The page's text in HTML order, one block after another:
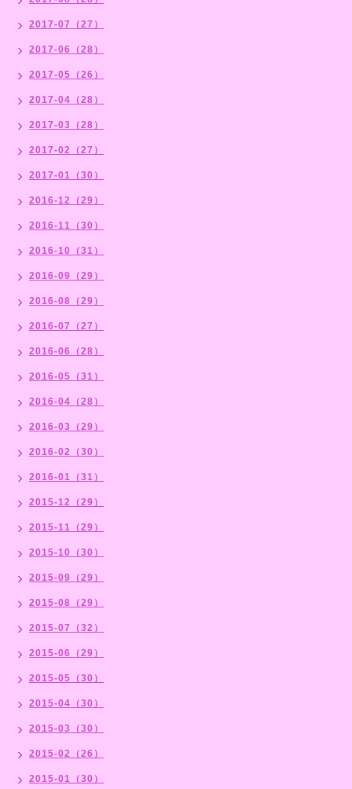
2017-07（27）
2017-06（28）
2017-05（26）
2017-04（28）
2017-03（28）
2017-02（27）
2017-01（30）
2016-12（29）
2016-11（30）
2016-10（31）
2016-09（29）
2016-08（29）
2016-07（27）
2016-06（28）
2016-05（31）
2016-04（28）
2016-03（29）
2016-02（30）
2016-01（31）
2015-12（29）
2015-11（29）
2015-10（30）
2015-09（29）
2015-08（29）
2015-07（32）
2015-06（29）
2015-05（30）
2015-04（30）
2015-03（30）
2015-02（26）
2015-01（30）